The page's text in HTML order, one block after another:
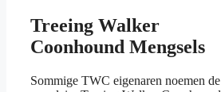
Treeing Walker
Coonhound Mengsels
Sommige TWC eigenaren noemen de